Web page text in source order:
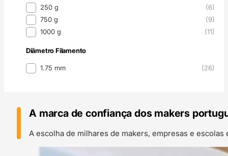
Peso250 g
(6)
750 g
(9)
1000 g
(11)
Diâmetro Filamento
Diâmetro Filamento
1.75 mm (26)
A marca de confiança dos makers
A escolha de milhares de makers, empresas e escolas